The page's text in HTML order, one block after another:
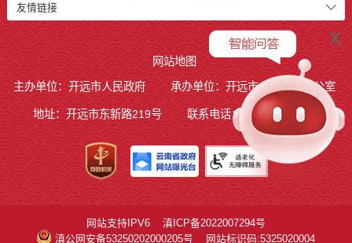
友情链接
网站地图
主办单位：开远市人民政府
承办单位：开远市人民政府办公室
地址：开远市东新路219号 联系电话：0873-7236877
网站支持IPV6
滇ICP备2022007294号
滇公网安备53250202000205号
网站标识码:5325020004
x